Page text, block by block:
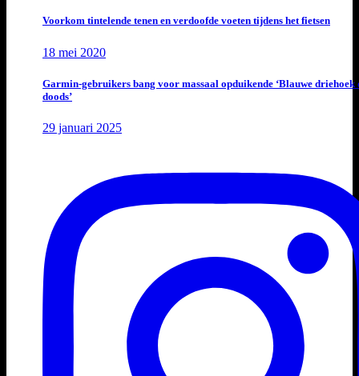
Voorkom tintelende tenen en verdoofde voeten tijdens het fietsen
18 mei 2020
Garmin-gebruikers bang voor massaal opduikende ‘Blauwe driehoek
doods’
29 januari 2025